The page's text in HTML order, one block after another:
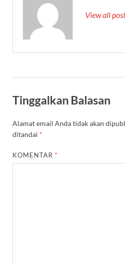
View all
Tinggalkan Balasan
Alamat email Anda tidak akan
ditandai *
KOMENTAR *